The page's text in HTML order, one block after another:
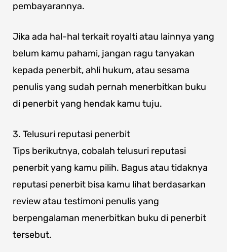
pembayarannya.
Jika ada hal-hal terkait royalti atau lainnya yang
belum kamu pahami, jangan ragu tanyakan
kepada penerbit, ahli hukum, atau sesama
penulis yang sudah pernah menerbitkan buku
di penerbit yang hendak kamu tuju.
3. Telusuri reputasi penerbit
Tips berikutnya, cobalah telusuri reputasi
penerbit yang kamu pilih. Bagus atau tidaknya
reputasi penerbit bisa kamu lihat berdasarkan
review atau testimoni penulis yang
berpengalaman menerbitkan buku di penerbit
tersebut.